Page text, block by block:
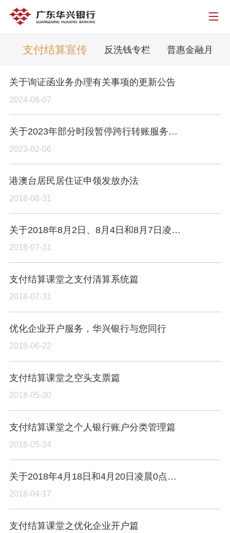
支付结算宣传 反洗钱专栏 普惠金融月
关于询证函业务办理有关事项的更新公告
2024-06-07
关于2023年部分时段暂停跨行转账服务的公告
2023-02-06
港澳台居民居住证申领发放办法
2018-08-31
关于2018年8月2日、8月4日和8月7日凌晨网关系统升级公告
2018-07-31
支付结算课堂之支付清算系统篇
2018-07-31
优化企业开户服务，华兴银行与您同行
2018-06-22
支付结算课堂之空头支票篇
2018-05-30
支付结算课堂之个人银行账户分类管理篇
2018-05-24
关于2018年4月18日和4月20日凌晨0点至5点移动网关系统升级公告
2018-04-17
支付结算课堂之优化企业开户篇